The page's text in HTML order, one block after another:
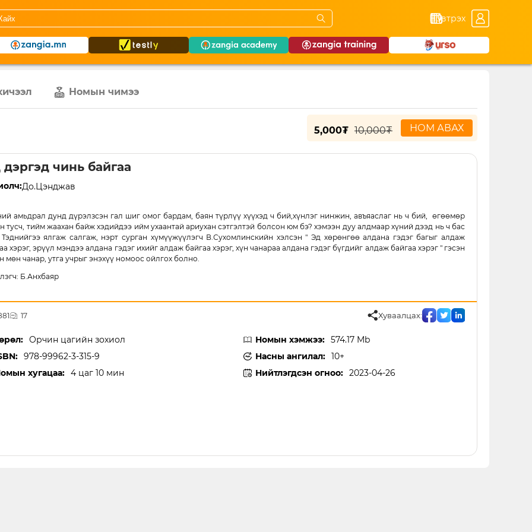
Нэвтрэх
Номын чимээ
5,000₮ 10,000₮ НОМ АВАХ
чинь байгаа
До.Цэнджав
амьдрал дунд дүрэлзсэн гал шиг омог бардам, баян түрлүү хүүхэд ч бий,хүнлэг нинжин, авъяаслаг нь ч бий, өгөөмөр
тусч, тийм жаахан байж хэдийдээ ийм ухаантай ариухан сэтгэлтэй болсон юм бэ? хэмээн дуу алдмаар хүний дээд нь ч бас
ялгаж салгаж, нэрт сурган хүмүүжүүлэгч В.Сухомлинскийн хэлсэн " Эд хөрөнгөө алдана гэдэг багыг алдаж
хэрэг, эрүүл мэндээ алдана гэдэг ихийг алдаж байгаа хэрэг, хүн чанараа алдана гэдэг бүгдийг алдаж байгаа хэрэг " гэсэн
мөн чанар, утга учрыг энэхүү номоос ойлгох болно.
Б.Анхбаяр
17 Хуваалцах:
Орчин цагийн зохиол Номын хэмжээ: 574.17 Mb
978-99962-3-315-9 Насны ангилал: 10+
хугацаа: 4 цаг 10 мин Нийтлэгдсэн огноо: 2023-04-26